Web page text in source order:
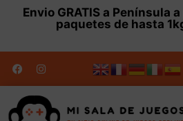
Envio GRATISa Península
paquetes de hasta